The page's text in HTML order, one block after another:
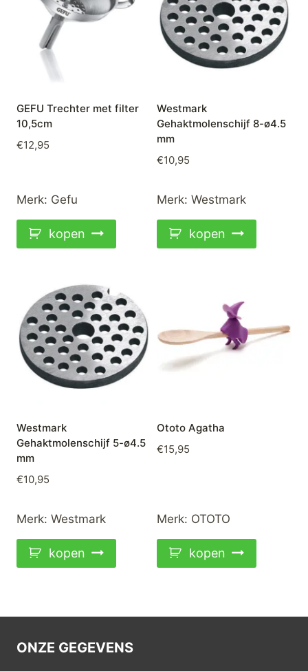
GEFU Trechter met filter
10,5cm
€12,95
Merk: Gefu
kopen
Westmark
Gehaktmolenschijf 8-ø4.5
mm
€10,95
Merk: Westmark
kopen
Westmark
Gehaktmolenschijf 5-ø4.5
mm
€10,95
Merk: Westmark
kopen
Ototo Agatha
€15,95
Merk: OTOTO
kopen
ONZE GEGEVENS